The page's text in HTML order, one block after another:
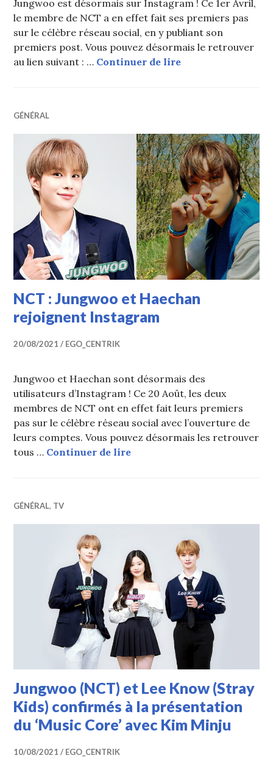
Jungwoo est désormais sur Instagram ! Ce 1er Avril,
le membre de NCT a en effet fait ses premiers pas
sur le célèbre réseau social, en y publiant son
premiers post. Vous pouvez désormais le retrouver
au lien suivant : … Continuer de lireJungwoo (NCT)
GÉNÉRAL
NCT : Jungwoo et Haechan
rejoignent Instagram
20/08/2021 EGO_CENTRIK
Jungwoo et Haechan sont désormais des
utilisateurs d’Instagram ! Ce 20 Août, les deux
membres de NCT ont en effet fait leurs premiers
pas sur le célèbre réseau social avec l’ouverture de
leurs comptes. Vous pouvez désormais les retrouver
tous … Continuer de lireNCT : Jungwoo et Haechan
GÉNÉRAL, TV
Jungwoo (NCT) et Lee Know (Stray
Kids) confirmés à la présentation
du ‘Music Core’ avec Kim Minju
10/08/2021 EGO_CENTRIK